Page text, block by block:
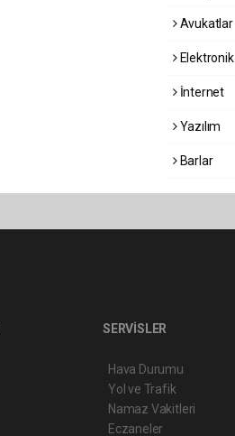
Avukatlar
Elektronik
İnternet
Yazılım
Barlar
SERVİSLER
Hava Durumu
Yol ve Trafik
Namaz Vakitleri
Eczaneler